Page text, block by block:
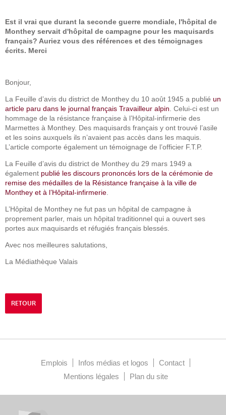
Est il vrai que durant la seconde guerre mondiale, l'hôpital de
Monthey servait d'hôpital de campagne pour les maquisards
français? Auriez vous des références et des témoignages
écrits. Merci
Bonjour,
La Feuille d’avis du district de Monthey du 10 août 1945 a publié un
article paru dans le journal français Travailleur alpin . Celui-ci est un
hommage de la résistance française à l’Hôpital-infirmerie des
Marmettes à Monthey. Des maquisards français y ont trouvé l’asile
et les soins auxquels ils n’avaient pas accès dans les maquis.
L’article comporte également un témoignage de l’officier F.T.P.
La Feuille d’avis du district de Monthey du 29 mars 1949 a
également publié les discours prononcés lors de la cérémonie de
remise des médailles de la Résistance française à la ville de
Monthey et à l’Hôpital-infirmerie
L’Hôpital de Monthey ne fut pas un hôpital de campagne à
proprement parler, mais un hôpital traditionnel qui a ouvert ses
portes aux maquisards et réfugiés français blessés.
Avec nos meilleures salutations,
La Médiathèque Valais
RETOUR
Emplois Infos médias et logos
Contact
Mentions légales
Plan du site